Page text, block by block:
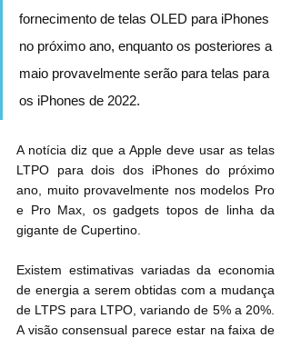
fornecimento de telas OLED para iPhones
no próximo ano, enquanto os posteriores a
maio provavelmente serão para telas para
os iPhones de 2022.
A notícia diz que a Apple deve usar as telas
LTPO para dois dos iPhones do próximo
ano, muito provavelmente nos modelos Pro
e Pro Max, os gadgets topos de linha da
gigante de Cupertino.
Existem estimativas variadas da economia
de energia a serem obtidas com a mudança
de LTPS para LTPO, variando de 5% a 20%.
A visão consensual parece estar na faixa de